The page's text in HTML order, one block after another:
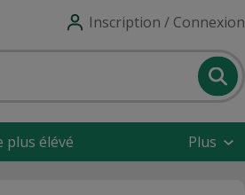
Inscription / Connexion
plus élévé Plus